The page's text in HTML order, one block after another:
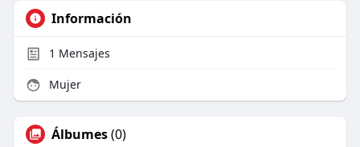
Información
1 Mensajes
Mujer
Álbumes(0)